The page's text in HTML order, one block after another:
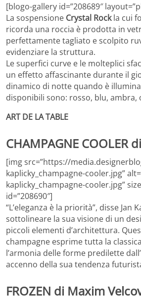
[blogo-gallery id=”208689″
La sospensione Crystal Rockla cui
ricorda una roccia è prodotta in
perfettamente tagliato e scolpito
evidenziare la struttura.
Le superfici curve e le molteplici
un effetto affascinante durante il
dinamico di notte quando è
disponibili sono: rosso, blu, ambra,
ART DE LA TABLE
CHAMPAGNE COOLER
[img src=”https://
kaplicky_champagne-cooler.jpg”
kaplicky_champagne-cooler.jpg”
id=”208690″]
“L’eleganza è la priorità”, disse Jan
sottolineare la sua visione di un
piccoli elementi d’architettura.
champagne esprime tutta la
l’armonia delle forme predilette
accenno della sua tendenza
FROZEN di Maxim